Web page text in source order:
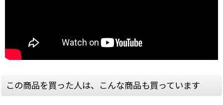
この商品を買った人は、こんな商品も買っています